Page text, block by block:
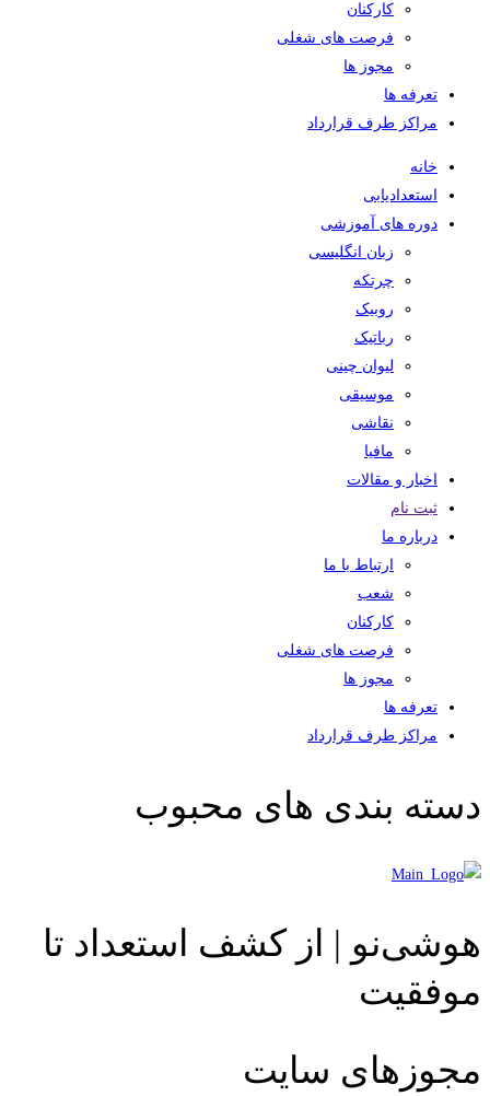
کارکنان
فرصت های شغلی
مجوز ها
تعرفه ها
مراکز طرف قرارداد
خانه
استعدادیابی
دوره های آموزشی
زبان انگلیسی
چرتکه
روبیک
رباتیک
لیوان چینی
موسیقی
نقاشی
مافیا
اخبار و مقالات
ثبت نام
درباره ما
ارتباط با ما
شعب
کارکنان
فرصت های شغلی
مجوز ها
تعرفه ها
مراکز طرف قرارداد
دسته بندی های محبوب
هوشی‌نو | از کشف استعداد تا
موفقیت
مجوزهای سایت